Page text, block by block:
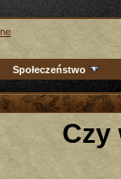
Społeczeństwo
Czy